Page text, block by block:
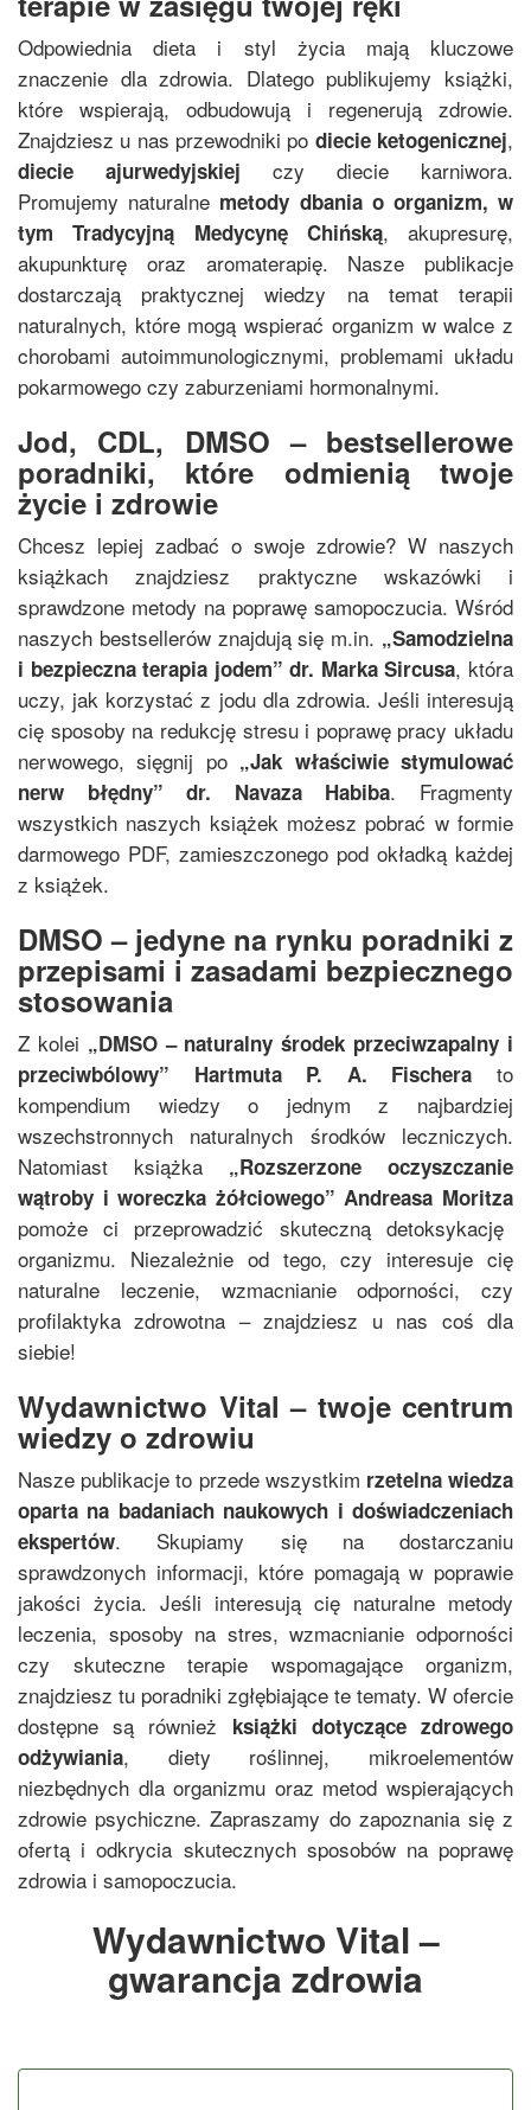
Odpowiednia dieta i styl życia mają kluczowe
znaczenie dla zdrowia. Dlatego publikujemy książki,
które wspierają, odbudowują i regenerują zdrowie.
Znajdziesz u nas przewodniki po diecie ketogenicznej,
diecie ajurwedyjskiej czy diecie karniwora.
Promujemy naturalne metody dbania o organizm, w
tymTradycyjną Medycynę Chińską, akupresurę,
akupunkturę oraz aromaterapię. Nasze publikacje
dostarczają praktycznej wiedzy na temat terapii
naturalnych, które mogą wspierać organizm w walce z
chorobami autoimmunologicznymi, problemami układu
pokarmowego czy zaburzeniami hormonalnymi.
Jod, CDL, DMSO – bestsellerowe
poradniki, które odmienią twoje
życie i zdrowie
Chcesz lepiej zadbać o swoje zdrowie? W naszych
książkach znajdziesz praktyczne wskazówki i
sprawdzone metody na poprawę samopoczucia. Wśród
naszych bestsellerów znajdują się m.in. „Samodzielna
i bezpieczna terapia jodem”dr. Marka Sircusa, która
uczy, jak korzystać z jodu dla zdrowia. Jeśli interesują
cię sposoby na redukcję stresu i poprawę pracy układu
nerwowego, sięgnij po „Jak właściwie stymulować
nerw błędny”dr. Navaza Habiba. Fragmenty
wszystkich naszych książek możesz pobrać w formie
darmowego PDF, zamieszczonego pod okładką każdej
z książek.
DMSO – jedyne na rynku poradniki z
przepisami i zasadami bezpiecznego
stosowania
Z kolei „DMSO – naturalny środek przeciwzapalny i
przeciwbólowy” Hartmuta P. A. Fischera to
kompendium wiedzy o jednym z najbardziej
wszechstronnych naturalnych środków leczniczych.
Natomiast książka „Rozszerzone oczyszczanie
wątroby i woreczka żółciowego”Andreasa Moritza
pomoże ci przeprowadzić skuteczną detoksykację
organizmu. Niezależnie od tego, czy interesuje cię
naturalne leczenie, wzmacnianie odporności, czy
profilaktyka zdrowotna – znajdziesz u nas coś dla
siebie!
Wydawnictwo Vital – twoje centrum
wiedzy o zdrowiu
Nasze publikacje to przede wszystkim rzetelna wiedza
oparta na badaniach naukowych i doświadczeniach
ekspertów. Skupiamy się na dostarczaniu
sprawdzonych informacji, które pomagają w poprawie
jakości życia. Jeśli interesują cię naturalne metody
leczenia, sposoby na stres, wzmacnianie odporności
czy skuteczne terapie wspomagające organizm,
znajdziesz tu poradniki zgłębiające te tematy. W ofercie
dostępne są również książki dotyczące zdrowego
odżywiania, diety roślinnej, mikroelementów
niezbędnych dla organizmu oraz metod wspierających
zdrowie psychiczne. Zapraszamy do zapoznania się z
ofertą i odkrycia skutecznych sposobów na poprawę
zdrowia i samopoczucia.
Wydawnictwo Vital –
gwarancja zdrowia